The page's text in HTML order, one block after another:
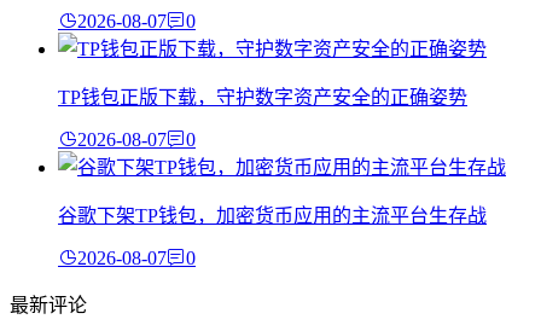
2026-08-07 0
TP钱包正版下载，守护数字资产安全的正确姿势
2026-08-07 0
谷歌下架TP钱包，加密货币应用的主流平台生存战
2026-08-07 0
最新评论